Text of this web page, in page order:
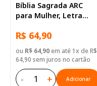
Bíblia Sagrada ARC
para Mulher, Letra
de Jesus destacadas,
com Harpa Cristã, com
mapa, Tamanho
Grande, Capa Semi
Flexível Vinho
R$ 64,90
ou R$ 64,90em até 1x de R$
64,90 sem juros no cartão
- + Adicionar